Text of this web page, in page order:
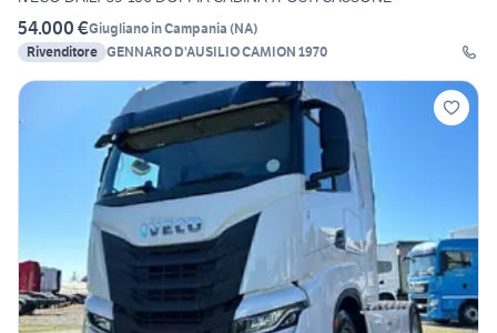
54.000 €Giugliano in Campania (NA)
Rivenditore GENNARO D'AUSILIO CAMION 1970